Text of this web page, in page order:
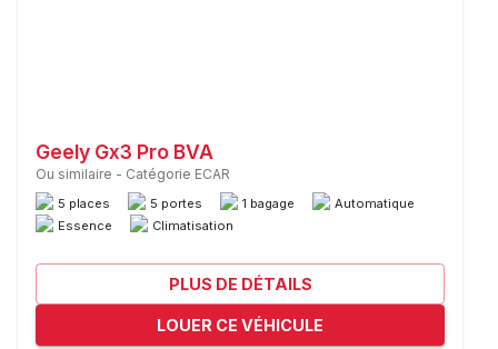
Geely Gx3 Pro BVA
Ou similaire - Catégorie ECAR
5 places 5 portes 1 bagage
Automatique
Essence
Climatisation
PLUS DE DÉTAILS
LOUER CE VÉHICULE